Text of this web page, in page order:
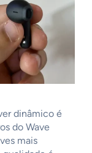
dinâmico é
do Wave
mais